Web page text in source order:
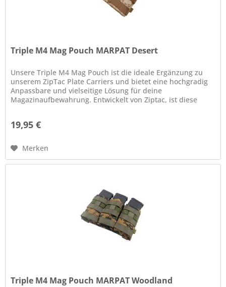
Triple M4 Mag Pouch MARPAT Desert
Unsere Triple M4 Mag Pouch ist die ideale Ergänzung zu
unserem ZipTac Plate Carriers und bietet eine hochgradig
Anpassbare und vielseitige Lösung für deine
Magazinaufbewahrung. Entwickelt von Ziptac, ist diese
19,95 €
Merken
Triple M4 Mag Pouch MARPAT Woodland